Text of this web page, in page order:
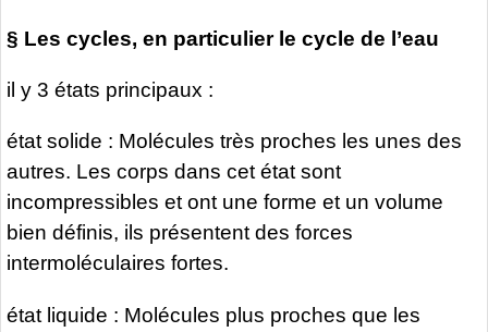
§ Les cycles, en particulier le cycle de l’eau
il y 3 états principaux :
état solide : Molécules très proches les unes des
autres. Les corps dans cet état sont
incompressibles et ont une forme et un volume
bien définis, ils présentent des forces
intermoléculaires fortes.
état liquide : Molécules plus proches que les